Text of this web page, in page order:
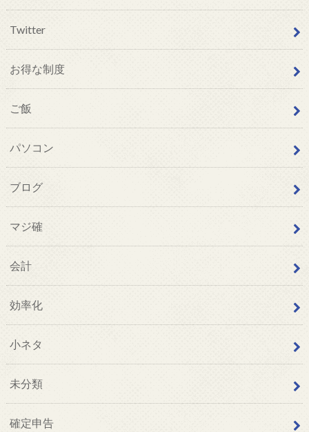
Twitter
お得な制度
ご飯
パソコン
ブログ
マジ確
会計
効率化
小ネタ
未分類
確定申告